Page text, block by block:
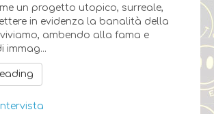
un progetto utopico, surreale,
in evidenza la banalità della
ambendo alla fama e
immag...
Intervista